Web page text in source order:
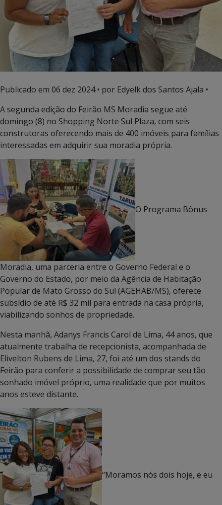
Publicado em 06 dez 2024• por Edyelk dos Santos Ajala •
A segunda edição do Feirão MS Moradia segue até
domingo (8) no Shopping Norte Sul Plaza, com seis
construtoras oferecendo mais de 400 imóveis para famílias
interessadas em adquirir sua moradia própria.
O Programa Bônus
Moradia, uma parceria entre o Governo Federal e o
Governo do Estado, por meio da Agência de Habitação
Popular de Mato Grosso do Sul (AGEHAB/MS), oferece
subsídio de até R$ 32 mil para entrada na casa própria,
viabilizando sonhos de propriedade.
Nesta manhã, Adanys Francis Carol de Lima, 44 anos, que
atualmente trabalha de recepcionista, acompanhada de
Elivelton Rubens de Lima, 27, foi até um dos stands do
Feirão para conferir a possibilidade de comprar seu tão
sonhado imóvel próprio, uma realidade que por muitos
anos esteve distante.
“Moramos nós dois hoje, e eu